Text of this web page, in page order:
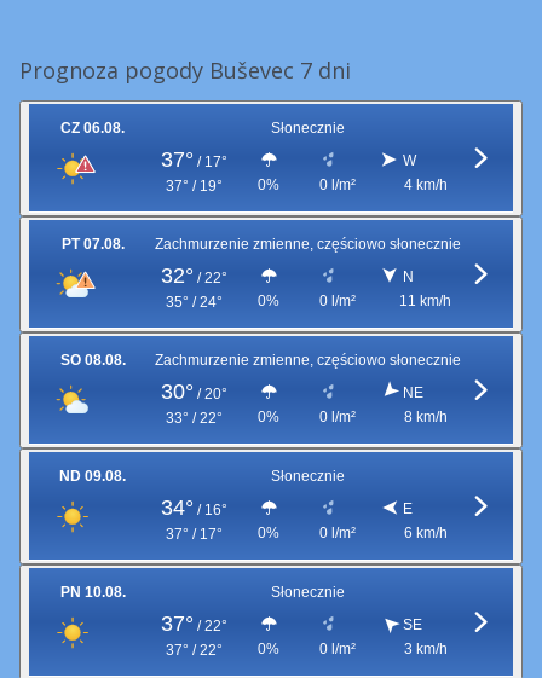
Prognoza pogody Buševec 7 dni
CZ 06.08. Słonecznie
37° / 17°
37° / 19°
0% 0 l/m²
W
4 km/h
PT 07.08. Zachmurzenie zmienne, częściowo słonecznie
32° / 22°
35° / 24°
0% 0 l/m²
N
11 km/h
SO 08.08. Zachmurzenie zmienne, częściowo słonecznie
30° / 20°
33° / 22°
0% 0 l/m²
NE
8 km/h
ND 09.08. Słonecznie
34° / 16°
37° / 17°
0% 0 l/m²
E
6 km/h
PN 10.08. Słonecznie
37° / 22°
37° / 22°
0% 0 l/m²
SE
3 km/h